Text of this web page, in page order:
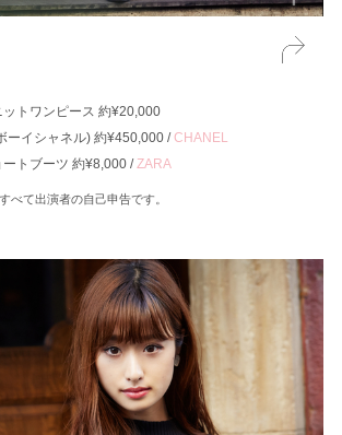
トワンピース 約¥20,000
ーイシャネル) 約¥450,000 /CHANEL
トブーツ 約¥8,000 /ZARA
べて出演者の自己申告です。